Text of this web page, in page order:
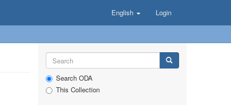
English Login
Search ODA
This Collection